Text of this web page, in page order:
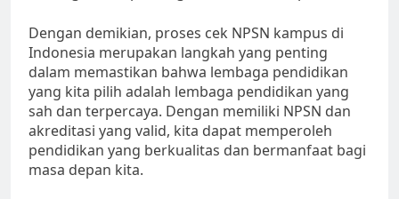
Dengan demikian, proses cek NPSN kampus di
Indonesia merupakan langkah yang penting
dalam memastikan bahwa lembaga pendidikan
yang kita pilih adalah lembaga pendidikan yang
sah dan terpercaya. Dengan memiliki NPSN dan
akreditasi yang valid, kita dapat memperoleh
pendidikan yang berkualitas dan bermanfaat bagi
masa depan kita.